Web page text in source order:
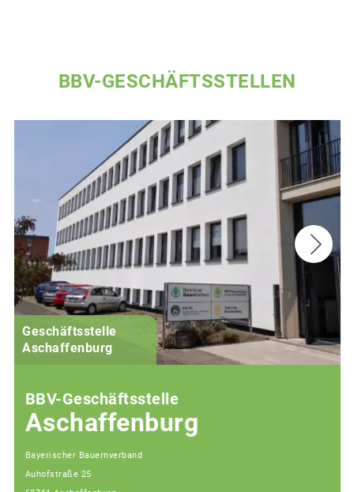
BBV-GESCHÄFTSSTELLEN
Geschäftsstelle
Aschaffenburg
BBV-Geschäftsstelle
Aschaffenburg
Bayerischer Bauernverband
Auhofstraße 25